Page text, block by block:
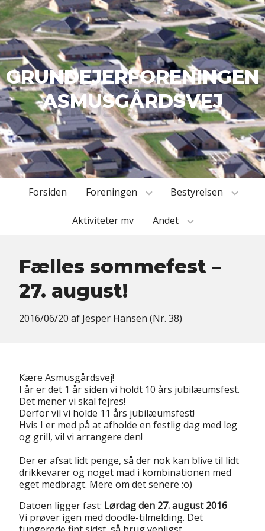
GRUNDEJERFORENINGEN
ASMUSGÅRDSVEJ
Forsiden Foreningen Bestyrelsen
Aktiviteter mv Andet
Fælles sommefest –
27. august!
2016/06/20 af Jesper Hansen (Nr. 38)
Kære Asmusgårdsvej!
I år er det 1 år siden vi holdt 10 års jubilæumsfest.
Det mener vi skal fejres!
Derfor vil vi holde 11 års jubilæumsfest!
Hvis I er med på at afholde en festlig dag med leg
og grill, vil vi arrangere den!
Der er afsat lidt penge, så der nok kan blive til lidt
drikkevarer og noget mad i kombinationen med
eget medbragt. Mere om det senere :o)
Datoen ligger fast: Lørdag den 27. august 2016
Vi prøver igen med doodle-tilmelding. Det